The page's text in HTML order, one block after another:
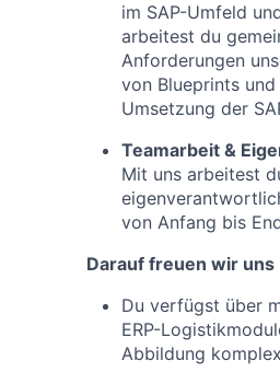
im SAP-Umfeld
arbeitest du
Anforderungen
von Blueprints
Umsetzung der
Teamarbeit &
Mit uns arbeitest
von Anfang bis
Darauf freuen wir uns
Du verfügst über
ERP-
Abbildung